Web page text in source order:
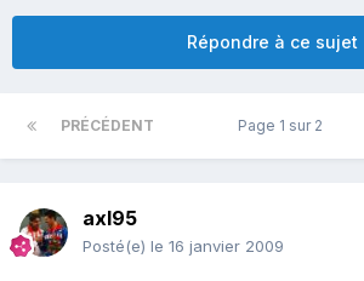
Répondre à ce sujet
PRÉCÉDENT Page 1 sur 2
axl95
Posté(e) le 16 janvier 2009